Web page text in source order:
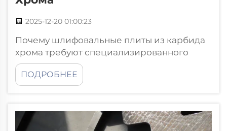
2025-12-20 01:00:23
Почему шлифовальные плиты из карбида
хрома требуют специализированного
обслуживания. Твердость, хрупкость и
чувствительность к температуре:
основные проблемы материала.
обладают очень высокой твердостью —
около 60–70 HRC, что делает их...
ПОДРОБНЕЕ